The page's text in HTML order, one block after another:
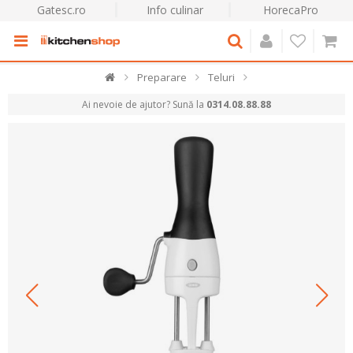
Gatesc.ro Info culinar HorecaPro
Preparare Teluri
Ai nevoie de ajutor? Sună la 0314.08.88.88